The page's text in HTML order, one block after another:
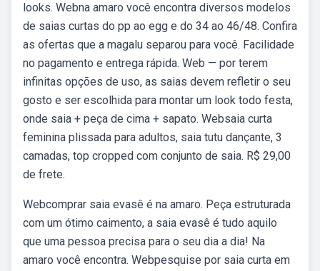
looks. Webna amaro você encontra diversos modelos
de saias curtas do pp ao egg e do 34 ao 46/48. Confira
as ofertas que a magalu separou para você. Facilidade
no pagamento e entrega rápida. Web — por terem
infinitas opções de uso, as saias devem refletir o seu
gosto e ser escolhida para montar um look todo festa,
onde saia + peça de cima + sapato. Websaia curta
feminina plissada para adultos, saia tutu dançante, 3
camadas, top cropped com conjunto de saia. R$ 29,00
de frete.
Webcomprar saia evasê é na amaro. Peça estruturada
com um ótimo caimento, a saia evasê é tudo aquilo
que uma pessoa precisa para o seu dia a dia! Na
amaro você encontra. Webpesquise por saia curta em